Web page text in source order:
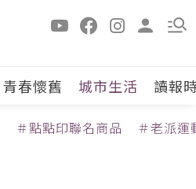
青春懷舊 城市生活 讀報
＃點點印聯名商品 ＃老派運